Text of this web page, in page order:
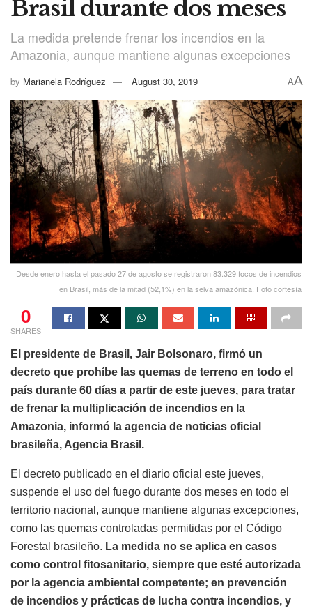
Brasil durante dos meses
La medida pretende frenar los incendios en la
Amazonia, aunque mantiene algunas excepciones
by Marianela Rodríguez August 30, 2019 AA
Desde enero hasta el pasado 27 de agosto se registraron 83.329 focos de incendios
en Brasil, más de la mitad (52,1%) en la selva amazónica. Foto cortesía
0
SHARES
El presidente de Brasil, Jair Bolsonaro, firmó un
decreto que prohíbe las quemas de terreno en todo el
país durante 60 días a partir de este jueves, para tratar
de frenar la multiplicación de incendios en la
Amazonia, informó la agencia de noticias oficial
brasileña, Agencia Brasil.
El decreto publicado en el diario oficial este jueves,
suspende el uso del fuego durante dos meses en todo el
territorio nacional, aunque mantiene algunas excepciones,
como las quemas controladas permitidas por el Código
Forestal brasileño. La medida no se aplica en casos
como control fitosanitario, siempre que esté autorizada
por la agencia ambiental competente; en prevención
de incendios y prácticas de lucha contra incendios, y